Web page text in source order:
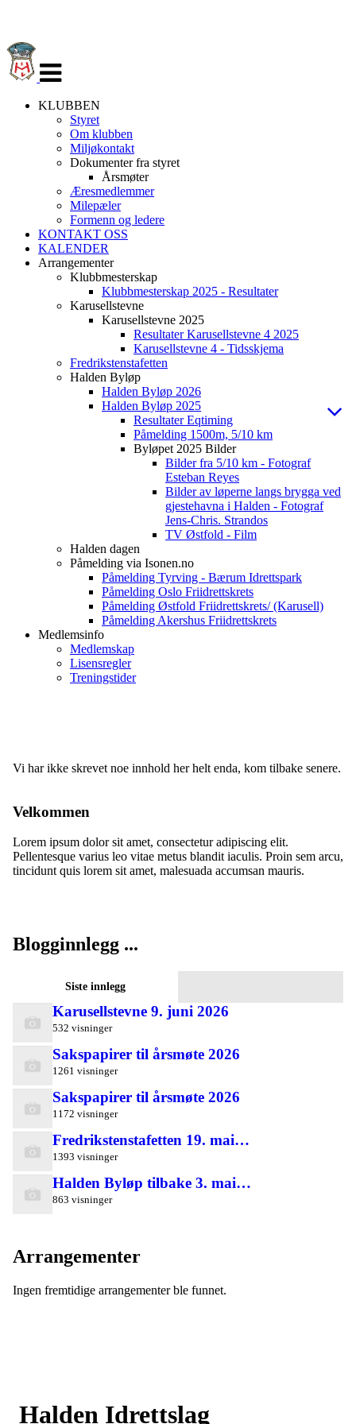
navigasjon
KLUBBEN
Styret
Om klubben
Miljøkontakt
Dokumenter fra styret
Årsmøter
Æresmedlemmer
Milepæler
Formenn og ledere
KONTAKT OSS
KALENDER
Arrangementer
Klubbmesterskap
Klubbmesterskap 2025 - Resultater
Karusellstevne
Karusellstevne 2025
Resultater Karusellstevne 4 2025
Karusellstevne 4 - Tidsskjema
Fredrikstenstafetten
Halden Byløp
Halden Byløp 2026
Halden Byløp 2025
Resultater Eqtiming
Påmelding 1500m, 5/10 km
Byløpet 2025 Bilder
Bilder fra 5/10 km - Fotograf
Esteban Reyes
Bilder av løperne langs brygga ved
gjestehavna i Halden - Fotograf
Jens-Chris. Strandos
TV Østfold - Film
Halden dagen
Påmelding via Isonen.no
Påmelding Tyrving - Bærum Idrettspark
Påmelding Oslo Friidrettskrets
Påmelding Østfold Friidrettskrets/ (Karusell)
Påmelding Akershus Friidrettskrets
Medlemsinfo
Medlemskap
Lisensregler
Treningstider
Vi har ikke skrevet noe innhold her helt enda, kom tilbake senere.
Velkommen
Lorem ipsum dolor sit amet, consectetur adipiscing elit.
Pellentesque varius leo vitae metus blandit iaculis. Proin sem arcu,
tincidunt quis lorem sit amet, malesuada accumsan mauris.
Blogginnlegg ...
Siste innlegg
Karusellstevne 9. juni 2026
532 visninger
Sakspapirer til årsmøte 2026
1261 visninger
Sakspapirer til årsmøte 2026
1172 visninger
Fredrikstenstafetten 19. mai…
1393 visninger
Halden Byløp tilbake 3. mai…
863 visninger
Arrangementer
Ingen fremtidige arrangementer ble funnet.
Halden Idrettslag